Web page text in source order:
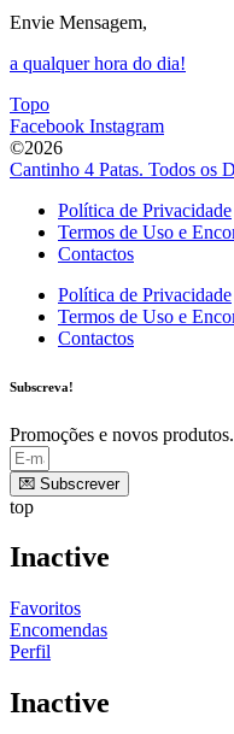
Envie Mensagem,
a qualquer hora do dia!
Topo
Facebook Instagram
©2026
Cantinho 4 Patas. Todos os
Política de Privacidade
Termos de Uso e
Contactos
Política de Privacidade
Termos de Uso e
Contactos
Subscreva!
Promoções e novos
💌 Subscrever
top
Inactive
Favoritos
Encomendas
Perfil
Inactive